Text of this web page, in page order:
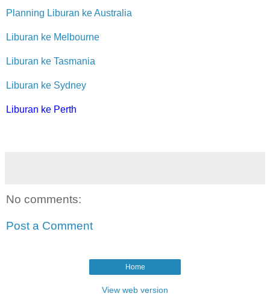
Planning Liburan ke Australia
Liburan ke Melbourne
Liburan ke Tasmania
Liburan ke Sydney
Liburan ke Perth
No comments:
Post a Comment
Home
View web version